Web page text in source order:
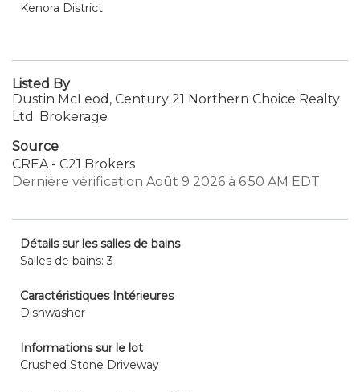
Kenora District
Listed By
Dustin McLeod, Century 21 Northern Choice Realty
Ltd. Brokerage
Source
CREA - C21 Brokers
Dernière vérification Août 9 2026 à 6:50 AM EDT
Détails sur les salles de bains
Salles de bains: 3
Caractéristiques Intérieures
Dishwasher
Informations sur le lot
Crushed Stone Driveway